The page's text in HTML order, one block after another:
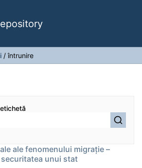
/întrunire
ale fenomenului migrație –
unui stat